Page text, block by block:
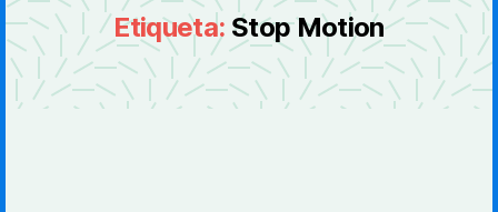
Etiqueta: Stop Motion